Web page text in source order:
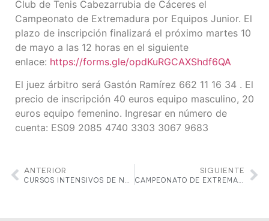
Club de Tenis Cabezarrubia de Cáceres el
Campeonato de Extremadura por Equipos Junior. El
plazo de inscripción finalizará el próximo martes 10
de mayo a las 12 horas en el siguiente
enlace: https://forms.gle/opdKuRGCAXShdf6QA
El juez árbitro será Gastón Ramírez 662 11 16 34 . El
precio de inscripción 40 euros equipo masculino, 20
euros equipo femenino. Ingresar en número de
cuenta: ES09 2085 4740 3303 3067 9683
ANTERIOR SIGUIENTE